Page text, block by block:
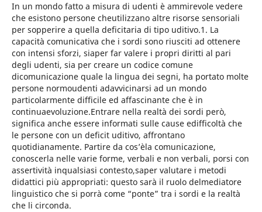
In un mondo fatto a misura di udenti è ammirevole vedere
che esistono persone cheutilizzano altre risorse sensoriali
per sopperire a quella deficitaria di tipo uditivo.1. La
capacità comunicativa che i sordi sono riusciti ad ottenere
con intensi sforzi, siaper far valere i propri diritti al pari
degli udenti, sia per creare un codice comune
dicomunicazione quale la lingua dei segni, ha portato molte
persone normoudenti adavvicinarsi ad un mondo
particolarmente difficile ed affascinante che è in
continuaevoluzione.Entrare nella realtà dei sordi però,
significa anche essere informati sulle cause edifficoltà che
le persone con un deficit uditivo, affrontano
quotidianamente. Partire da cos’èla comunicazione,
conoscerla nelle varie forme, verbali e non verbali, porsi con
assertività inqualsiasi contesto,saper valutare i metodi
didattici più appropriati: questo sarà il ruolo delmediatore
linguistico che si porrà come “ponte” tra i sordi e la realtà
che li circonda.